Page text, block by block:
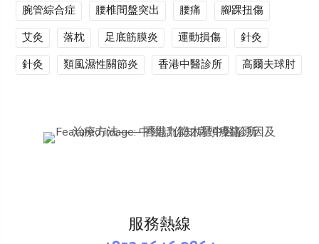
腕管綜合症
腰椎間盤突出 腰痛
腳踝扭傷
艾灸
落枕 足底筋膜炎 運動損傷
針灸
針灸
類風濕性關節炎 香港中醫診所 高爾夫球肘
服務熱線